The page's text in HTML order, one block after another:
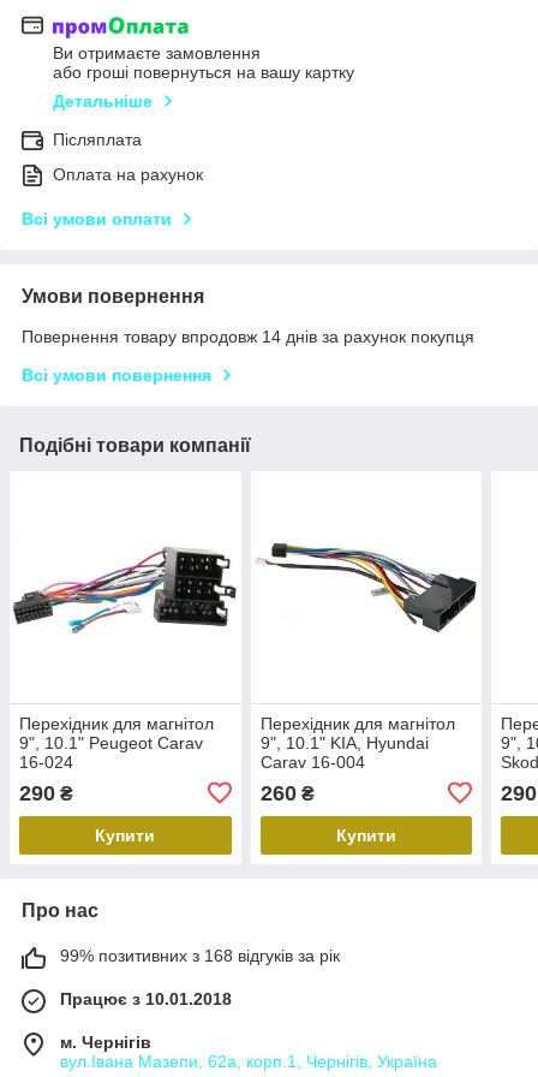
Ви отримаєте замовлення
або гроші повернуться на вашу картку
Детальніше
Післяплата
Оплата на рахунок
Всі умови оплати
Умови повернення
Повернення товару впродовж 14 днів за рахунок покупця
Всі умови повернення
Подібні товари компанії
Перехідник для магнітол
9", 10.1" Peugeot Carav
16-024
290 ₴
Купити
Перехідник для магнітол
9", 10.1" KIA, Hyundai
Carav 16-004
260₴
Купити
9",
290
Про нас
99% позитивних з 168 відгуків за рік
Працює з 10.01.2018
м. Чернігів
вул.Івана Мазепи, 62а, корп.1, Чернігів, Україна